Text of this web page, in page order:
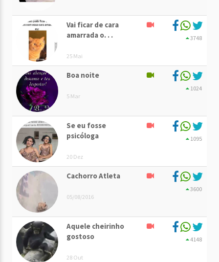
Vai ficar de cara
amarrada o. . .
25 Mai
3748
Boa noite
5 Mar
1024
Se eu fosse
psicóloga
20 Dez
1095
Cachorro Atleta
05/08/2016
3600
Aquele cheirinho
gostoso
28 Out
4148